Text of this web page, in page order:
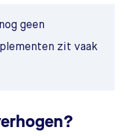
geen
zit vaak